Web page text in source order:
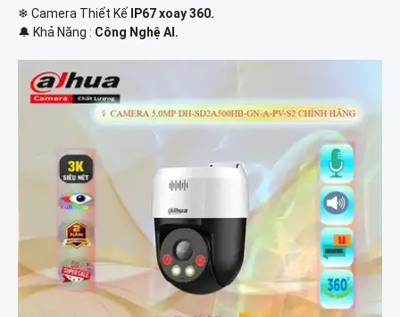
❄ Camera Thiết Kế
IP67 xoay 360.
️🔔 Khả Năng : Công Nghệ AI.